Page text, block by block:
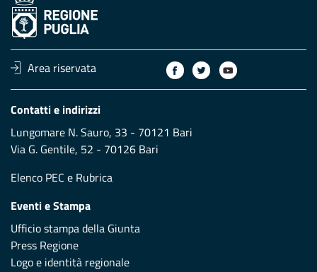
Area riservata
Contatti e indirizzi
Lungomare N. Sauro, 33 - 70121 Bari
Via G. Gentile, 52 - 70126 Bari
Elenco PEC e Rubrica
Eventi e Stampa
Ufficio stampa della Giunta
Press Regione
Logo e identità regionale